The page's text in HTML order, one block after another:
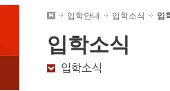
입학안내 입학소식 입
입학소식
입학소식